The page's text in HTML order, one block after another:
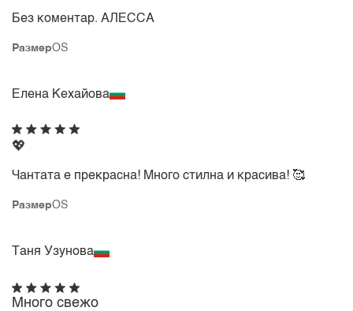
РазмерOS
Без коментар. АЛЕССА
Елена Кехайова
РазмерOS
💖
Чантата е прекрасна! Много стилна и красива! 🥰
Таня Узунова
Много свежо